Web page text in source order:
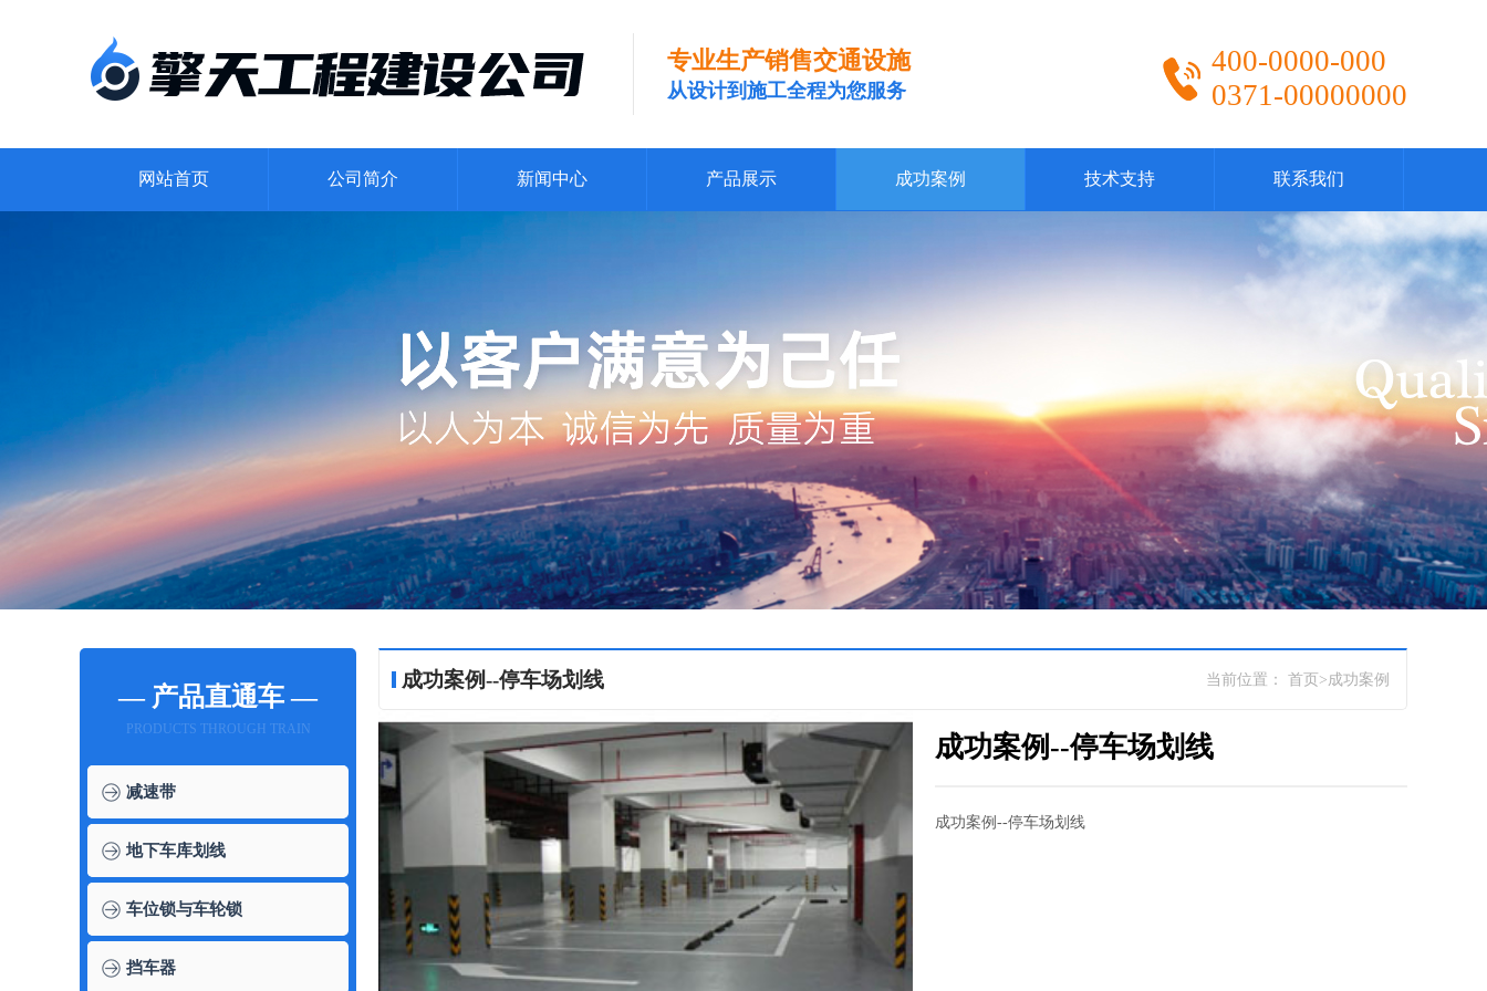
专业生产销售交通设施
从设计到施工全程为您服务
400-0000-000
0371-00000000
网站首页 公司简介 新闻中心 产品展示 成功案例 技术支持 联系我们
— 产品直通车 —
PRODUCTS THROUGH TRAIN
减速带
地下车库划线
车位锁与车轮锁
挡车器
当前位置： 首页 >成功案例
成功案例--停车场划线
成功案例--停车场划线
成功案例--停车场划线